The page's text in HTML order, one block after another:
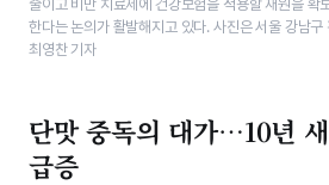
줄이고 비만 치료제에 건강보험을 적용할 재원을 확
한다는 논의가 활발해지고 있다. 사진은 서울 강남
최영찬 기자
단맛 중독의 대가…10년
급증